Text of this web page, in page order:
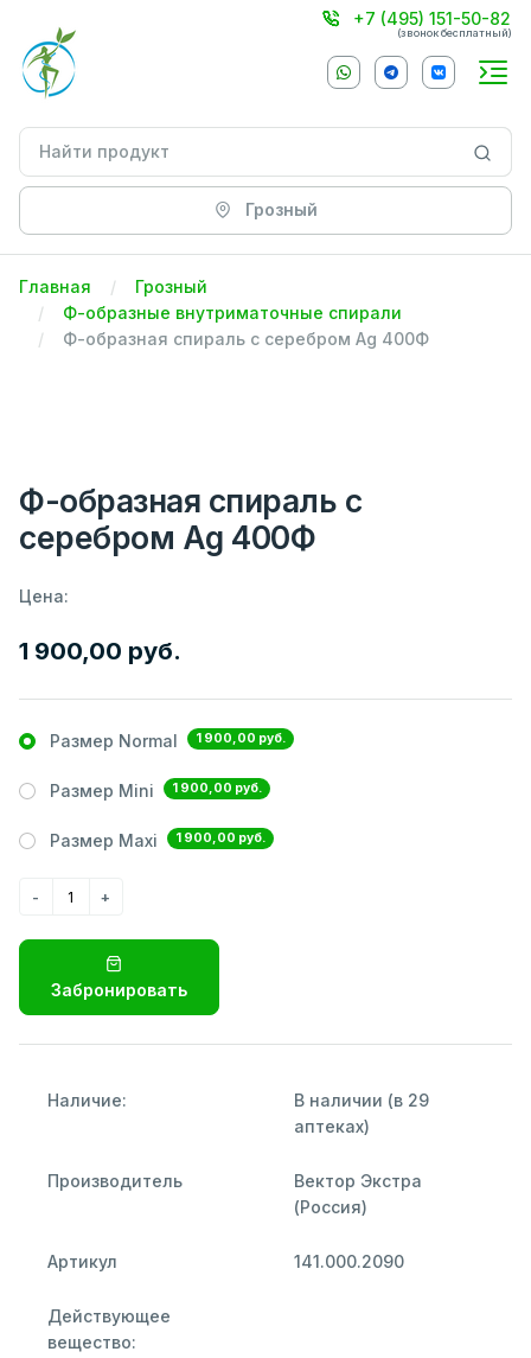
+7 (495) 151-50-82
(звонок бесплатный)
Грозный
Главная
Грозный
Ф-образные внутриматочные спирали
Ф-образная спираль с серебром Ag 400Ф
Ф-образная спираль с
серебром Ag 400Ф
Цена:
1 900,00 руб.
Размер Normal 1 900,00 руб.
Размер Mini 1 900,00 руб.
Размер Maxi 1 900,00 руб.
Забронировать
Наличие:
В наличии (в 29
аптеках)
Производитель
Вектор Экстра
(Россия)
Артикул 141.000.2090
Действующее
вещество: